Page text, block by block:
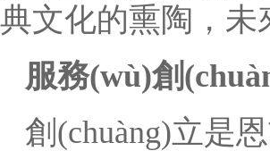
典文化的熏陶，
服務(wù)創
創(chuàng)立是